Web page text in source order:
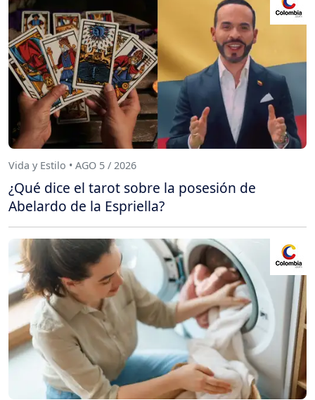
Vida y Estilo • AGO 5 / 2026
¿Qué dice el tarot sobre la posesión de
Abelardo de la Espriella?